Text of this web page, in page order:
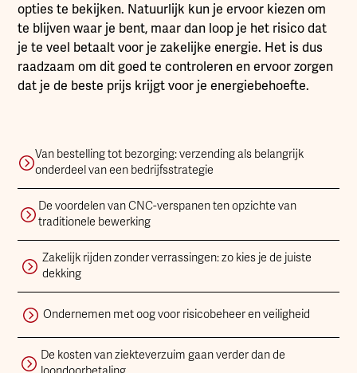
opties te bekijken. Natuurlijk kun je ervoor kiezen om
te blijven waar je bent, maar dan loop je het risico dat
je te veel betaalt voor je zakelijke energie. Het is dus
raadzaam om dit goed te controleren en ervoor zorgen
dat je de beste prijs krijgt voor je energiebehoefte.
Van bestelling tot bezorging: verzending als belangrijk
onderdeel van een bedrijfsstrategie
De voordelen van CNC-verspanen ten opzichte van
traditionele bewerking
Zakelijk rijden zonder verrassingen: zo kies je de juiste
dekking
Ondernemen met oog voor risicobeheer en veiligheid
De kosten van ziekteverzuim gaan verder dan de